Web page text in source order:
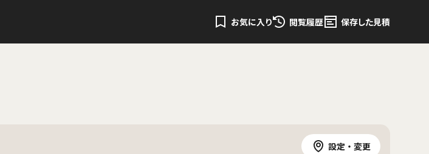
お気に入り 閲覧履歴 保存した見積
設定・変更